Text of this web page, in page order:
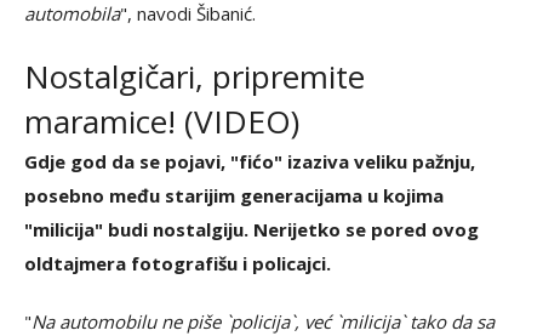
automobila", navodi Šibanić.
Nostalgičari, pripremite
maramice! (VIDEO)
Gdje god da se pojavi, "fićo" izaziva veliku pažnju,
posebno među starijim generacijama u kojima
"milicija" budi nostalgiju. Nerijetko se pored ovog
oldtajmera fotografišu i policajci.
"Na automobilu ne piše `policija`, već `milicija` tako da sa